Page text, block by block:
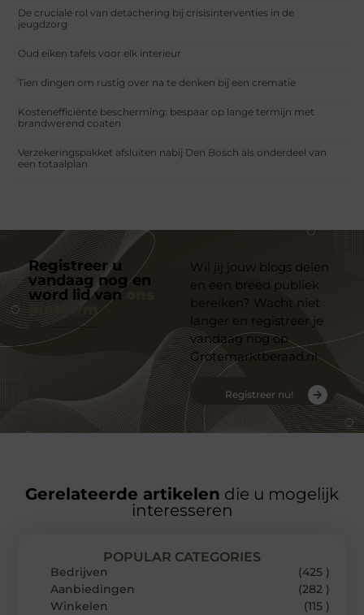
De cruciale rol van detachering bij crisisinterventies in de
jeugdzorg
Oud eiken tafels voor elk interieur
Tien dingen om rustig over na te denken bij een crematie
Kostenefficiënte bescherming: bespaar op lange termijn met
brandwerend coaten
Verzekeringspakket afsluiten nabij Den Bosch als onderdeel van
een totaalplan
Registreer u
vandaag nog en
word lid van
platform
Wil jij jouw blogs delen
en een breed publiek
bereiken? Wacht niet
langer en registreer je
vandaag nog op
Grotemarktberaad.nl
Registreer nu!
Gerelateerde artikelen die u mogelijk
interesseren
POPULAR CATEGORIES
Bedrijven
(425 )
Aanbiedingen
(282 )
Winkelen
(115 )